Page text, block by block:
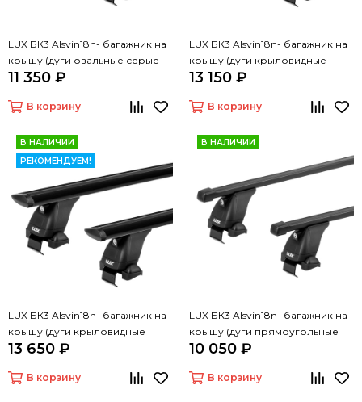
LUX БК3 Alsvin18n- багажник на
крышу (дуги овальные серые
110 см, с замком)
11 350 ₽
В корзину
LUX БК3 Alsvin18n- багажник на
крышу (дуги крыловидные
серые 110 см, с замком)
13 150 ₽
В корзину
В НАЛИЧИИ
РЕКОМЕНДУЕМ!
LUX БК3 Alsvin18n- багажник на
крышу (дуги крыловидные
черные 110 см, с замком)
13 650 ₽
В корзину
В НАЛИЧИИ
LUX БК3 Alsvin18n- багажник на
крышу (дуги прямоугольные
черные 110 см, с замком)
10 050 ₽
В корзину